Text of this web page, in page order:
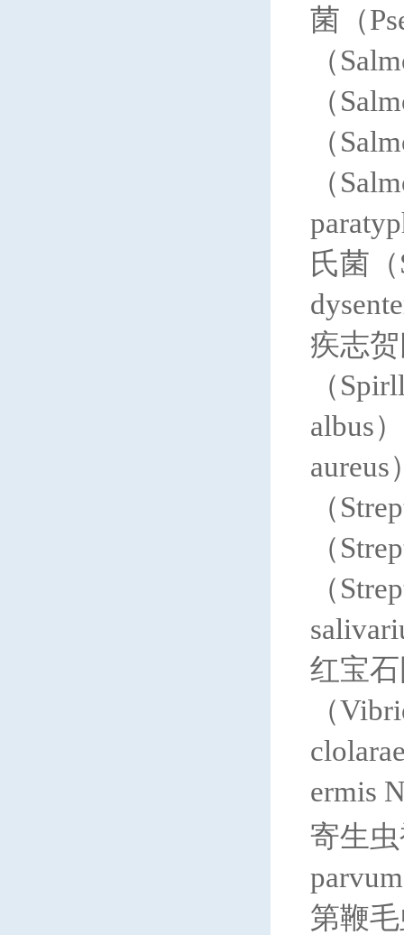
菌（
（
（
（
（
氏菌
疾志贺
（
albus
（
（
（
红宝
（
ermis
寄生
第鞭